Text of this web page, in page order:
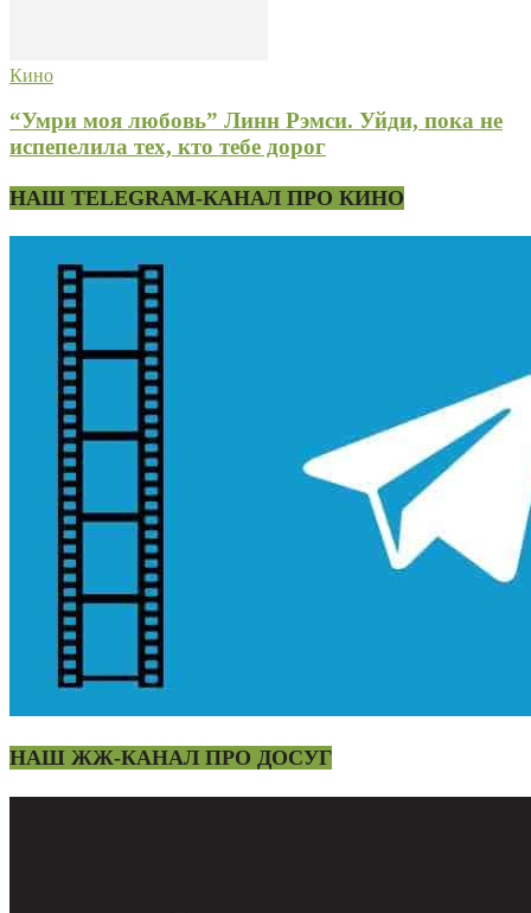
Кино
“Умри моя любовь” Линн Рэмси. Уйди, пока не
испепелила тех, кто тебе дорог
НАШ TELEGRAM-КАНАЛ ПРО КИНО
НАШ ЖЖ-КАНАЛ ПРО ДОСУГ